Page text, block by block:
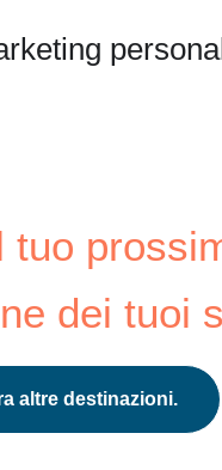
tuo
dei tuoi
altre destinazioni.